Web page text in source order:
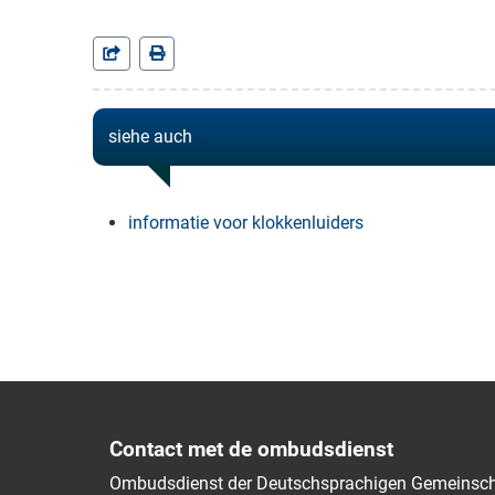
siehe auch
informatie voor klokkenluiders
Contact met de ombudsdienst
Ombudsdienst der Deutschsprachigen